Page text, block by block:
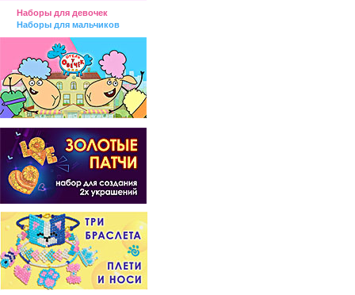
Наборы для девочек
Наборы для мальчиков